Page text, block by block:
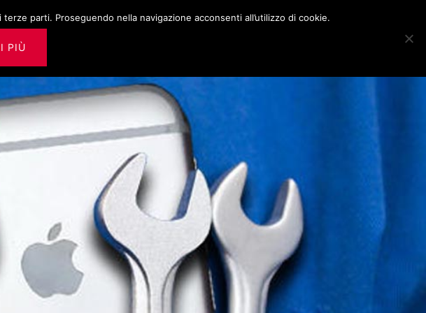
RIPARAZIONE IPHONE MILANO
parti. Proseguendo nella navigazione acconsenti all’utilizzo di cookie.
PIÙ